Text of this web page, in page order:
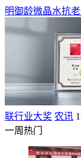
明御龄微晶水抗老
联行业大奖 农讯
一周热门